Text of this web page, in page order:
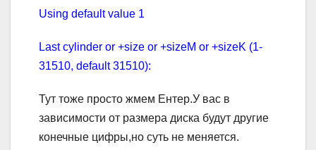
Using default value 1
Last cylinder or +size or +sizeM or +sizeK (1-
31510, default 31510):
Тут тоже просто жмем Ентер.У вас в
зависимости от размера диска будут другие
конечные цифры,но суть не меняется.